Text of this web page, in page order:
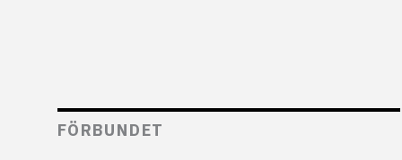
FÖRBUNDET